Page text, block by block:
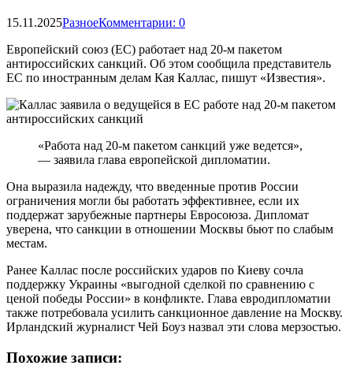
15.11.2025РазноеКомментарии: 0
Европейский союз (ЕС) работает над 20-м пакетом
антироссийских санкций. Об этом сообщила представитель
ЕС по иностранным делам Кая Каллас, пишут «Известия».
«Работа над 20-м пакетом санкций уже ведется»,
— заявила глава европейской дипломатии.
Она выразила надежду, что введенные против России
ограничения могли бы работать эффективнее, если их
поддержат зарубежные партнеры Евросоюза. Дипломат
уверена, что санкции в отношении Москвы бьют по слабым
местам.
Ранее Каллас после российских ударов по Киеву сочла
поддержку Украины «выгодной сделкой по сравнению с
ценой победы России» в конфликте. Глава евродипломатии
также потребовала усилить санкционное давление на Москву.
Ирландский журналист Чей Боуз назвал эти слова мерзостью.
Похожие записи: